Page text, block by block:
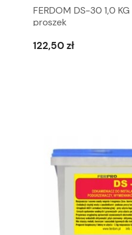
FERDOM DS-30 1,0
proszek
122,50 zł